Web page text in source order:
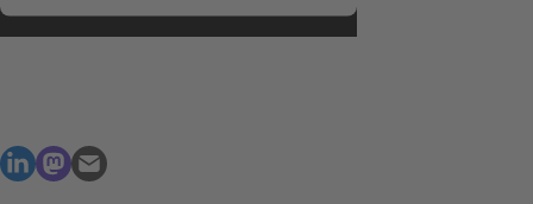
powered by
Management Platform